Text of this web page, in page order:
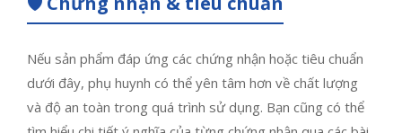
Nếu sản phẩm đáp ứng các chứng nhận hoặc tiêu chuẩn
dưới đây, phụ huynh có thể yên tâm hơn về chất lượng
và độ an toàn trong quá trình sử dụng. Bạn cũng có thể